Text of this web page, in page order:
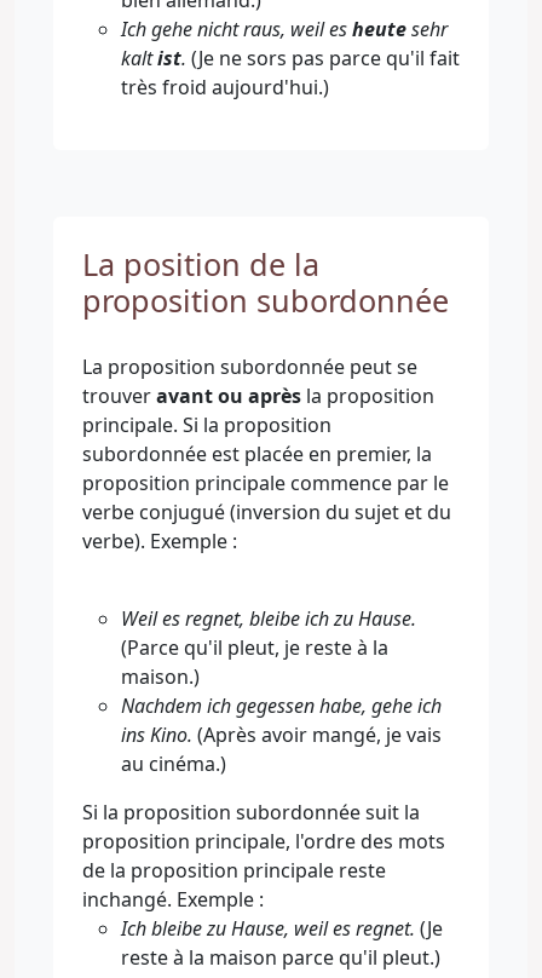
Ich gehe nicht raus, weil esheutesehr
kaltist. (Je ne sors pas parce qu'il fait
très froid aujourd'hui.)
La position de la
proposition subordonnée
La proposition subordonnée peut se
trouveravant ou après la proposition
principale. Si la proposition
subordonnée est placée en premier, la
proposition principale commence par le
verbe conjugué (inversion du sujet et du
verbe). Exemple :
Weil es regnet, bleibe ich zu Hause.
(Parce qu'il pleut, je reste à la
maison.)
Nachdem ich gegessen habe, gehe ich
ins Kino. (Après avoir mangé, je vais
au cinéma.)
Si la proposition subordonnée suit la
proposition principale, l'ordre des mots
de la proposition principale reste
inchangé. Exemple :
Ich bleibe zu Hause, weil es regnet. (Je
reste à la maison parce qu'il pleut.)